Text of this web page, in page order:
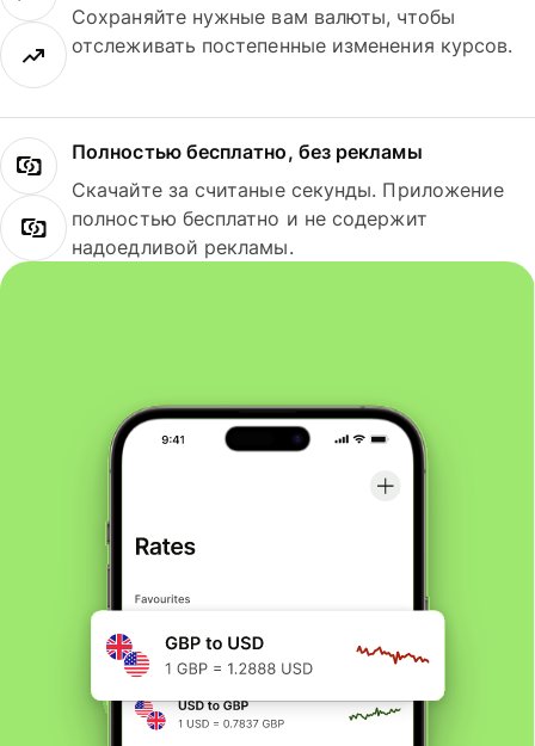
Сохраняйте нужные вам валюты, чтобы
отслеживать постепенные изменения курсов.
Полностью бесплатно, без рекламы
Скачайте за считаные секунды. Приложение
полностью бесплатно и не содержит
надоедливой рекламы.